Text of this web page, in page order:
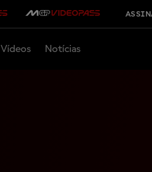
Vídeos Notícias